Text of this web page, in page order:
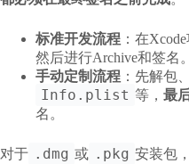
标准开发流程 ：在
然后进行Archive和签名。
手动定制流程 ：先解包
Info.plist 等， 最
名。
对于 .dmg 或 .pkg 安装包